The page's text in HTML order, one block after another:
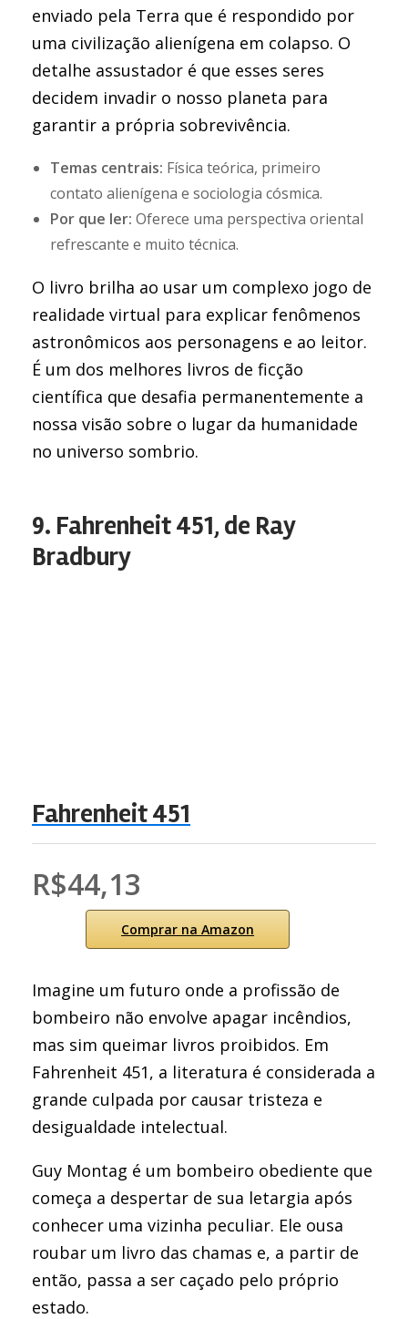
enviado pela Terra que é respondido por
uma civilização alienígena em colapso. O
detalhe assustador é que esses seres
decidem invadir o nosso planeta para
garantir a própria sobrevivência.
Temas centrais: Física teórica, primeiro
contato alienígena e sociologia cósmica.
Por que ler: Oferece uma perspectiva oriental
refrescante e muito técnica.
O livro brilha ao usar um complexo jogo de
realidade virtual para explicar fenômenos
astronômicos aos personagens e ao leitor.
É um dos melhores livros de ficção
científica que desafia permanentemente a
nossa visão sobre o lugar da humanidade
no universo sombrio.
9. Fahrenheit 451, de Ray
Bradbury
Fahrenheit 451
R$44,13
Comprar na Amazon
Imagine um futuro onde a profissão de
bombeiro não envolve apagar incêndios,
mas sim queimar livros proibidos. Em
Fahrenheit 451, a literatura é considerada a
grande culpada por causar tristeza e
desigualdade intelectual.
Guy Montag é um bombeiro obediente que
começa a despertar de sua letargia após
conhecer uma vizinha peculiar. Ele ousa
roubar um livro das chamas e, a partir de
então, passa a ser caçado pelo próprio
estado.